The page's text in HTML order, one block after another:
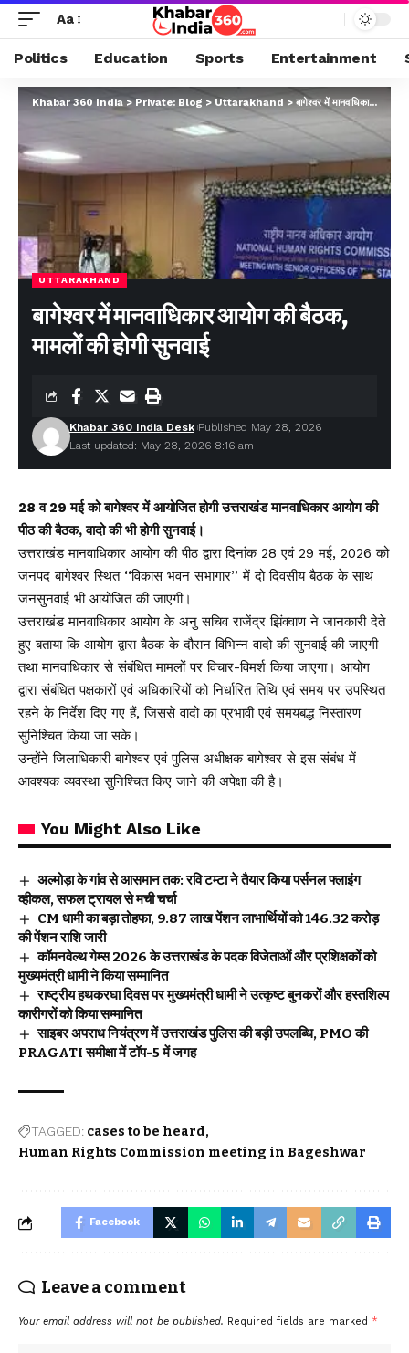
Aa
Politics Education Sports Entertainment
Khabar 360 India >Private: Blog > Uttarakhand > बागेश्वर में मानवाधिकार आयोग की बैठक, मामलों की होगी सुनवाई
UTTARAKHAND
बागेश्वर में मानवाधिकार आयोग की बैठक,
मामलों की होगी सुनवाई
Last updated: May 28, 2026 8:16 am
Khabar 360 India Desk Published May 28, 2026
28 व 29 मई को बागेश्वर में आयोजित होगी उत्तराखंड मानवाधिकार आयोग की
पीठ की बैठक, वादो की भी होगी सुनवाई।
उत्तराखंड मानवाधिकार आयोग की पीठ द्वारा दिनांक 28 एवं 29 मई, 2026 को
जनपद बागेश्वर स्थित ‘‘विकास भवन सभागार’’ में दो दिवसीय बैठक के साथ
जनसुनवाई भी आयोजित की जाएगी।
उत्तराखंड मानवाधिकार आयोग के अनु सचिव राजेंद्र झिंक्वाण ने जानकारी देते
हुए बताया कि आयोग द्वारा बैठक के दौरान विभिन्न वादो की सुनवाई की जाएगी
तथा मानवाधिकार से संबंधित मामलों पर विचार-विमर्श किया जाएगा। आयोग
द्वारा संबंधित पक्षकारों एवं अधिकारियों को निर्धारित तिथि एवं समय पर उपस्थित
रहने के निर्देश दिए गए हैं, जिससे वादो का प्रभावी एवं समयबद्ध निस्तारण
सुनिश्चित किया जा सके।
उन्होंने जिलाधिकारी बागेश्वर एवं पुलिस अधीक्षक बागेश्वर से इस संबंध में
आवश्यक व्यवस्था सुनिश्चित किए जाने की अपेक्षा की है।
You Might Also Like
अल्मोड़ा के गांव से आसमान तक: रवि टम्टा ने तैयार किया पर्सनल फ्लाइंग
व्हीकल, सफल ट्रायल से मची चर्चा
CM धामी का बड़ा तोहफा, 9.87 लाख पेंशन लाभार्थियों को ₹146.32 करोड़
की पेंशन राशि जारी
कॉमनवेल्थ गेम्स 2026 के उत्तराखंड के पदक विजेताओं और प्रशिक्षकों को
मुख्यमंत्री धामी ने किया सम्मानित
राष्ट्रीय हथकरघा दिवस पर मुख्यमंत्री धामी ने उत्कृष्ट बुनकरों और हस्तशिल्प
कारीगरों को किया सम्मानित
साइबर अपराध नियंत्रण में उत्तराखंड पुलिस की बड़ी उपलब्धि, PMO की
PRAGATI समीक्षा में टॉप-5 में जगह
TAGGED: cases to be heard
Human Rights Commission meeting in Bageshwar
Facebook
Leave a comment
Your email address will not be published. Required fields are marked *